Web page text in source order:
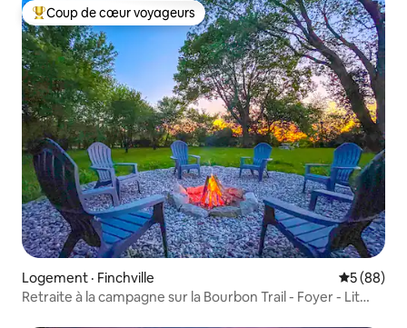
Coup de cœur voyageurs parmi les plus aimés
Coup de cœur voyageurs
Logement · Finchville Note
5 (88)
Retraite à la campagne sur la Bourbon Trail - Foyer - Lit